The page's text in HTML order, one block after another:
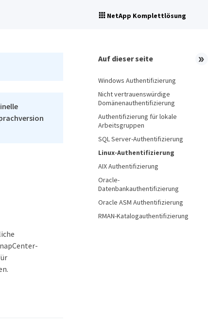
NetApp Komplettlösung
Auf dieser seite
Windows Authentifizierung
Nicht vertrauenswürdige
Domänenauthentifizierung
Authentifizierung für lokale
Arbeitsgruppen
SQL Server-Authentifizierung
Linux-Authentifizierung
AIX Authentifizierung
Oracle-
Datenbankauthentifizierung
Oracle ASM Authentifizierung
RMAN-Katalogauthentifizierung